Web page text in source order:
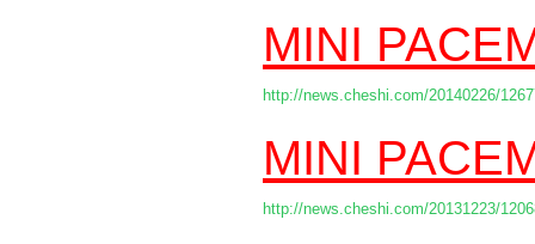
MINI
http://news.cheshi.com/20140226/
MINI
http://news.cheshi.com/20131223/